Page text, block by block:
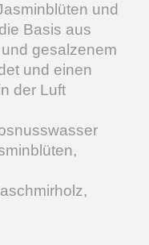
und
Basis aus
gesalzenem
und einen
der Luft